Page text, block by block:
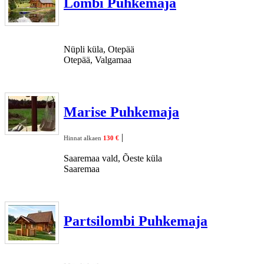
Nüpli küla, Otepää
Otepää, Valgamaa
Marise Puhkemaja
Hinnat alkaen 130 € |
Saaremaa vald, Õeste küla
Saaremaa
Partsilombi Puhkemaja